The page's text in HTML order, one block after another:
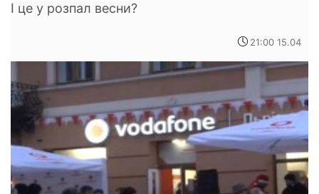
І це у розпал весни?
21:00 15.04